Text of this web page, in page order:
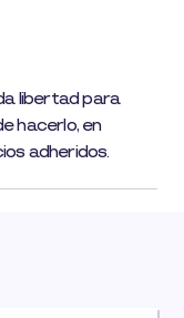
libertad para
hacerlo, en
adheridos.